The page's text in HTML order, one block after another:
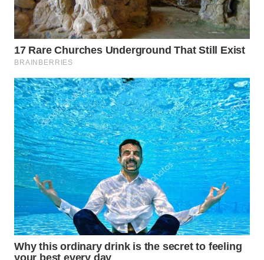
BEKASI
WN
BOGOR
WN
DEPOK
WN
TAPANULI
UTARA
WN
SAMOSIR
WN
PADANG
LAWAS